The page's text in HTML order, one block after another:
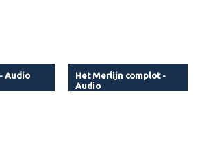
Audio
Het Merlijn complot -
Audio